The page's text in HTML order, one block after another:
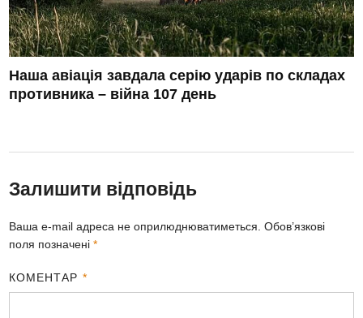
Наша авіація завдала серію ударів по складах
противника – війна 107 день
Залишити відповідь
Ваша e-mail адреса не оприлюднюватиметься. Обов’язкові
поля позначені*
КОМЕНТАР *